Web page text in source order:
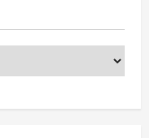
Desa 2026, 3